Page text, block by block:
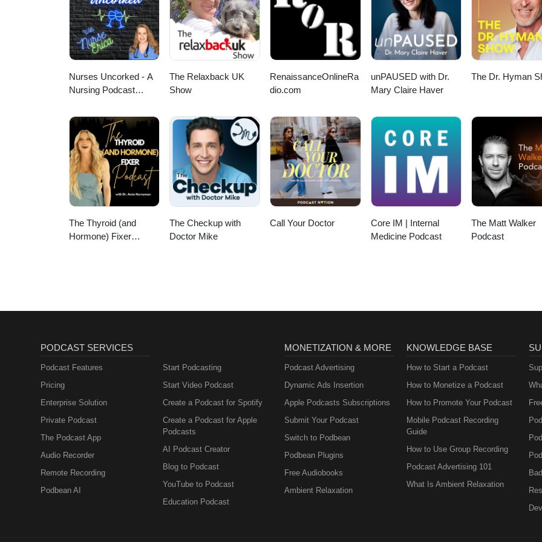
Nurses Uncorked - A
Nursing Podcast
News
The Relaxback UK
Show
RenaissanceOnlineRa
dio.com
unPAUSED with Dr.
Mary Claire Haver
The Dr. Hyman
The Thyroid (and
Hormone) Fixer
The Checkup with
Doctor Mike
Call Your Doctor
Core IM | Internal
Medicine Podcast
The Matt Walker
Podcast
PODCAST SERVICES
Podcast Features
Pricing
Enterprise Solution
Private Podcast
The Podcast App
Audio Recorder
Remote Recording
Podbean AI
Start Podcasting
Start Video Podcast
Create a Podcast for Spotify
Create a Podcast for Apple
Podcasts
AI Podcast Creator
Blog to Podcast
YouTube to Podcast
Education Podcast
MONETIZATION & MORE
Podcast Advertising
Dynamic Ads Insertion
Apple Podcasts Subscriptions
Submit Your Podcast
Switch to Podbean
Podbean Plugins
Free Audiobooks
Ambient Relaxation
KNOWLEDGE BASE
How to Start a Podcast
How to Monetize a Podcast
How to Promote Your Podcast
Mobile Podcast Recording
Guide
How to Use Group Recording
Podcast Advertising 101
What Is Ambient Relaxation